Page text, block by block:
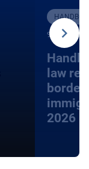
9 JUIN 2026
law
2026